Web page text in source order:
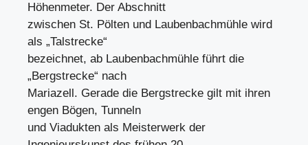
Höhenmeter. Der Abschnitt
zwischen St. Pölten und Laubenbachmühle wird
als „Talstrecke“
bezeichnet, ab Laubenbachmühle führt die
„Bergstrecke“ nach
Mariazell. Gerade die Bergstrecke gilt mit ihren
engen Bögen, Tunneln
und Viadukten als Meisterwerk der